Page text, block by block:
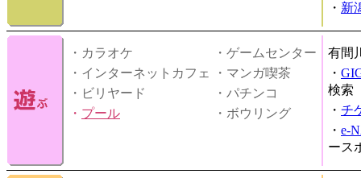
・ 新
・カラオケ
・ゲームセンター
・インターネットカフェ
・マンガ喫茶
・ビリヤード
・パチンコ
・ プール ・ボウリング
有間
・
検索
・ チ
・ e-
ース